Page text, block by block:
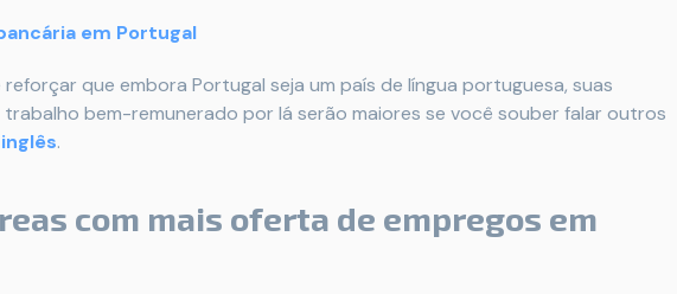
em Portugal
que embora Portugal seja um país de língua portuguesa, suas
bem-remunerado por lá serão maiores se você souber falar outros
inglês.
com mais oferta de empregos em